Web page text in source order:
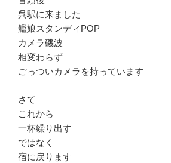
呉駅に来ました
艦娘スタンディPOP
カメラ磯波
相変わらず
ごっついカメラを持っています
さて
これから
一杯繰り出す
ではなく
宿に戻ります